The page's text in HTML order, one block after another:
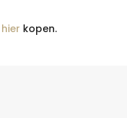
hier kopen.